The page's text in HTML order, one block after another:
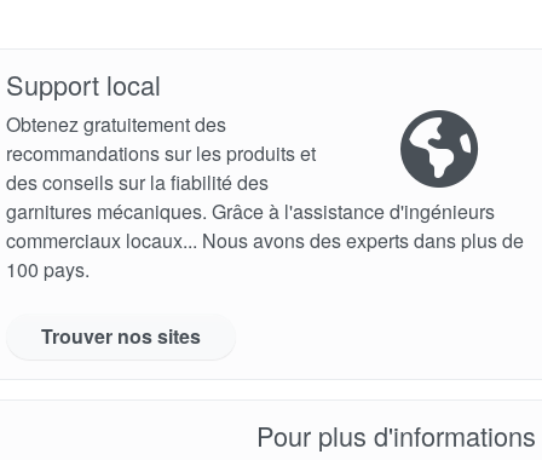
Support local
Obtenez gratuitement des
recommandations sur les produits et
des conseils sur la fiabilité des
garnitures mécaniques. Grâce à l'assistance d'ingénieurs
commerciaux locaux... Nous avons des experts dans plus de
100 pays.
Trouver nos sites
Pour plus d'informations